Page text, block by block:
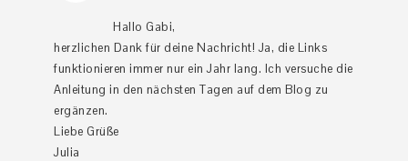
Hallo Gabi,
herzlichen Dank für deine Nachricht! Ja, die Links
funktionieren immer nur ein Jahr lang. Ich versuche die
Anleitung in den nächsten Tagen auf dem Blog zu
ergänzen.
Liebe Grüße
Julia